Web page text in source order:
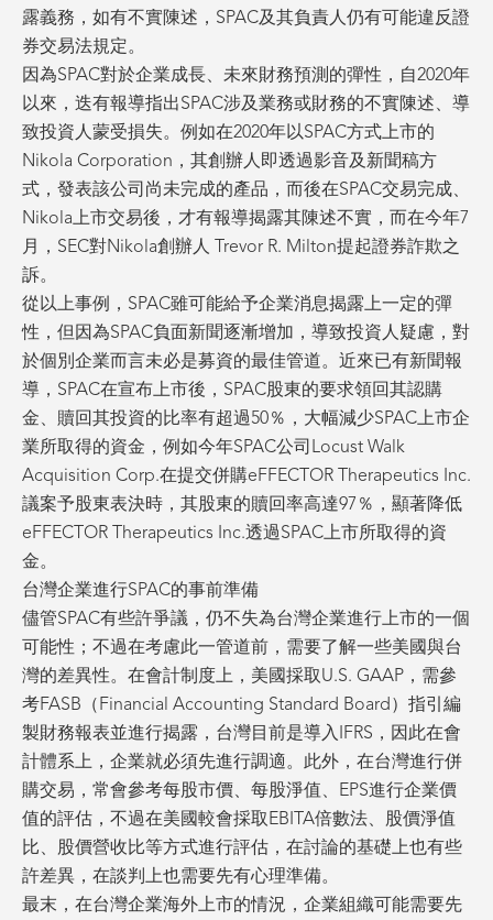
露義務，如有不實陳述，SPAC及其負責人仍有可能違反證
券交易法規定。
因為SPAC對於企業成長、未來財務預測的彈性，自2020年
以來，迭有報導指出SPAC涉及業務或財務的不實陳述、導
致投資人蒙受損失。例如在2020年以SPAC方式上市的
Nikola Corporation，其創辦人即透過影音及新聞稿方
式，發表該公司尚未完成的產品，而後在SPAC交易完成、
Nikola上市交易後，才有報導揭露其陳述不實，而在今年7
月，SEC對Nikola創辦人 Trevor R. Milton提起證券詐欺之
訴。
從以上事例，SPAC雖可能給予企業消息揭露上一定的彈
性，但因為SPAC負面新聞逐漸增加，導致投資人疑慮，對
於個別企業而言未必是募資的最佳管道。近來已有新聞報
導，SPAC在宣布上市後，SPAC股東的要求領回其認購
金、贖回其投資的比率有超過50％，大幅減少SPAC上市企
業所取得的資金，例如今年SPAC公司Locust Walk
Acquisition Corp.在提交併購eFFECTOR Therapeutics Inc.
議案予股東表決時，其股東的贖回率高達97％，顯著降低
eFFECTOR Therapeutics Inc.透過SPAC上市所取得的資
金。
台灣企業進行SPAC的事前準備
儘管SPAC有些許爭議，仍不失為台灣企業進行上市的一個
可能性；不過在考慮此一管道前，需要了解一些美國與台
灣的差異性。在會計制度上，美國採取U.S. GAAP，需參
考FASB（Financial Accounting Standard Board）指引編
製財務報表並進行揭露，台灣目前是導入IFRS，因此在會
計體系上，企業就必須先進行調適。此外，在台灣進行併
購交易，常會參考每股市價、每股淨值、EPS進行企業價
值的評估，不過在美國較會採取EBITA倍數法、股價淨值
比、股價營收比等方式進行評估，在討論的基礎上也有些
許差異，在談判上也需要先有心理準備。
最末，在台灣企業海外上市的情況，企業組織可能需要先